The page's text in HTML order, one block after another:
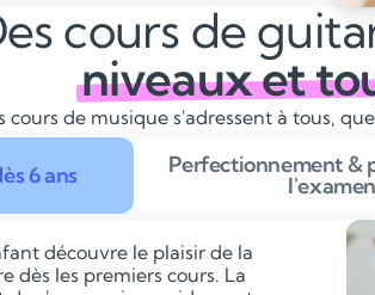
cours de
niveaux et
cours de musique s'adressent à tous,
6 ans Perfectionnement &
l'examen
découvre le plaisir de la
dès les premiers cours. La